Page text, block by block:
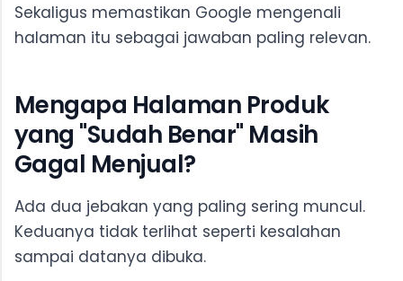
Sekaligus memastikan Google mengenali
halaman itu sebagai jawaban paling relevan.
Mengapa Halaman Produk
yang "Sudah Benar" Masih
Gagal Menjual?
Ada dua jebakan yang paling sering muncul.
Keduanya tidak terlihat seperti kesalahan
sampai datanya dibuka.